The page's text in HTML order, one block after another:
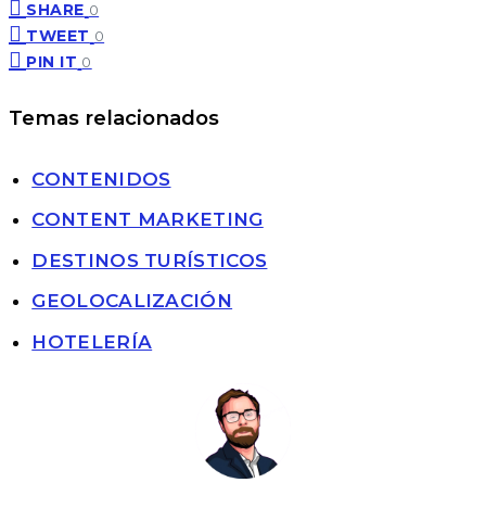
SHARE 0
TWEET 0
PIN IT 0
Temas relacionados
CONTENIDOS
CONTENT MARKETING
DESTINOS TURÍSTICOS
GEOLOCALIZACIÓN
HOTELERÍA